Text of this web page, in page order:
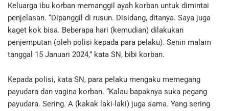
Keluarga ibu korban memanggil ayah korban untuk dimintai
penjelasan. “Dipanggil di rusun. Disidang, ditanya. Saya juga
kaget kok bisa. Beberapa hari (kemudian) dilakukan
penjemputan (oleh polisi kepada para pelaku). Senin malam
tanggal 15 Januari 2024,” kata SN, bibi korban.
Kepada polisi, kata SN, para pelaku mengaku memegang
payudara dan vagina korban. “Kalau bapaknya suka pegang
payudara. Sering. A (kakak laki-laki) juga sama. Yang sering